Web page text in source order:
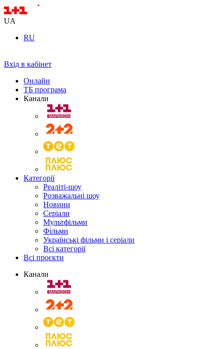
UA
RU
Вхід в кабінет
Онлайн
ТБ програма
Канали
Категорії
Реаліті-шоу
Розважальні шоу
Новини
Серіали
Мультфільми
Фільми
Українські фільми і серіали
Всі категорії
Всі проєкти
Канали